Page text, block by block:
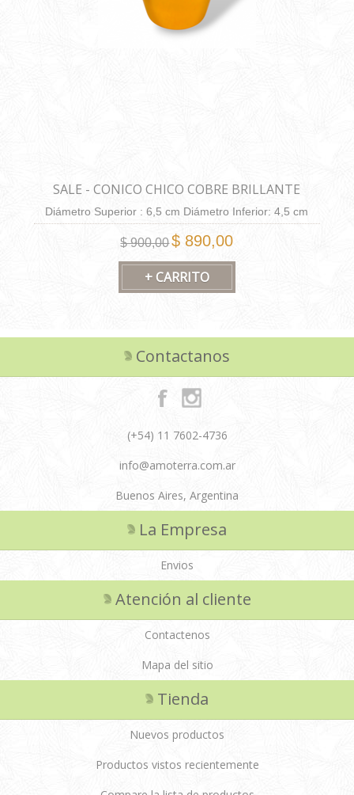
SALE - CONICO CHICO COBRE BRILLANTE
Diámetro Superior : 6,5 cm Diámetro Inferior: 4,5 cm
Altura: 6,5 cm Capacidad: 130 cm3.
$ 900,00$ 890,00
Contactanos
(+54) 11 7602-4736
info@amoterra.com.ar
Buenos Aires, Argentina
La Empresa
Envios
Atención al cliente
Contactenos
Mapa del sitio
Tienda
Nuevos productos
Productos vistos recientemente